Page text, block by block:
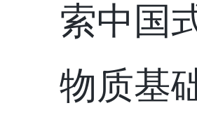
索中国
物质基